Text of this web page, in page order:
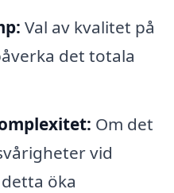
Val av kvalitet på
det totala
Om det
vid
öka